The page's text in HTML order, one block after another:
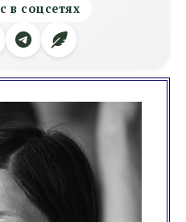
в соцсетях